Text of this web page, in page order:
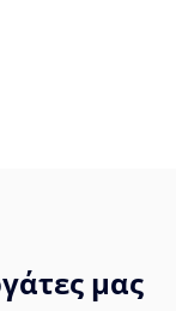
μας